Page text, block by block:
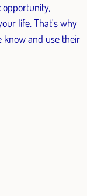
life. That's why
know and use their